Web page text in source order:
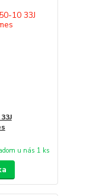
u nás 1 ks